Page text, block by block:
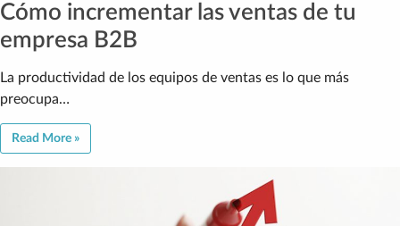
Cómo incrementar las ventas de tu
empresa B2B
La productividad de los equipos de ventas es lo que más
preocupa…
Read More »